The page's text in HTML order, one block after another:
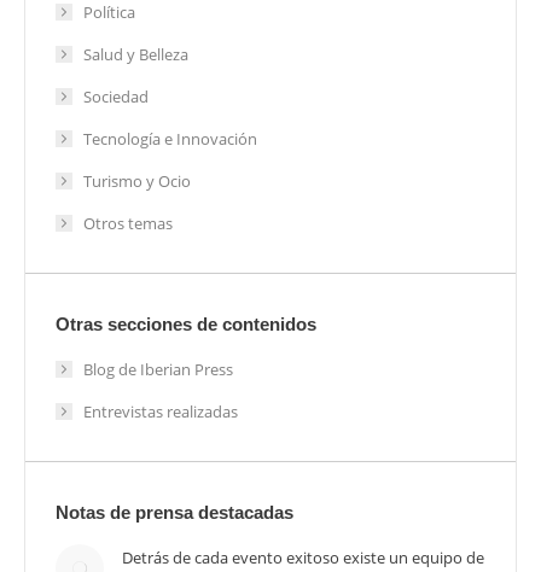
Política
Salud y Belleza
Sociedad
Tecnología e Innovación
Turismo y Ocio
Otros temas
Otras secciones de contenidos
Blog de Iberian Press
Entrevistas realizadas
Notas de prensa destacadas
Detrás de cada evento exitoso existe un equipo de